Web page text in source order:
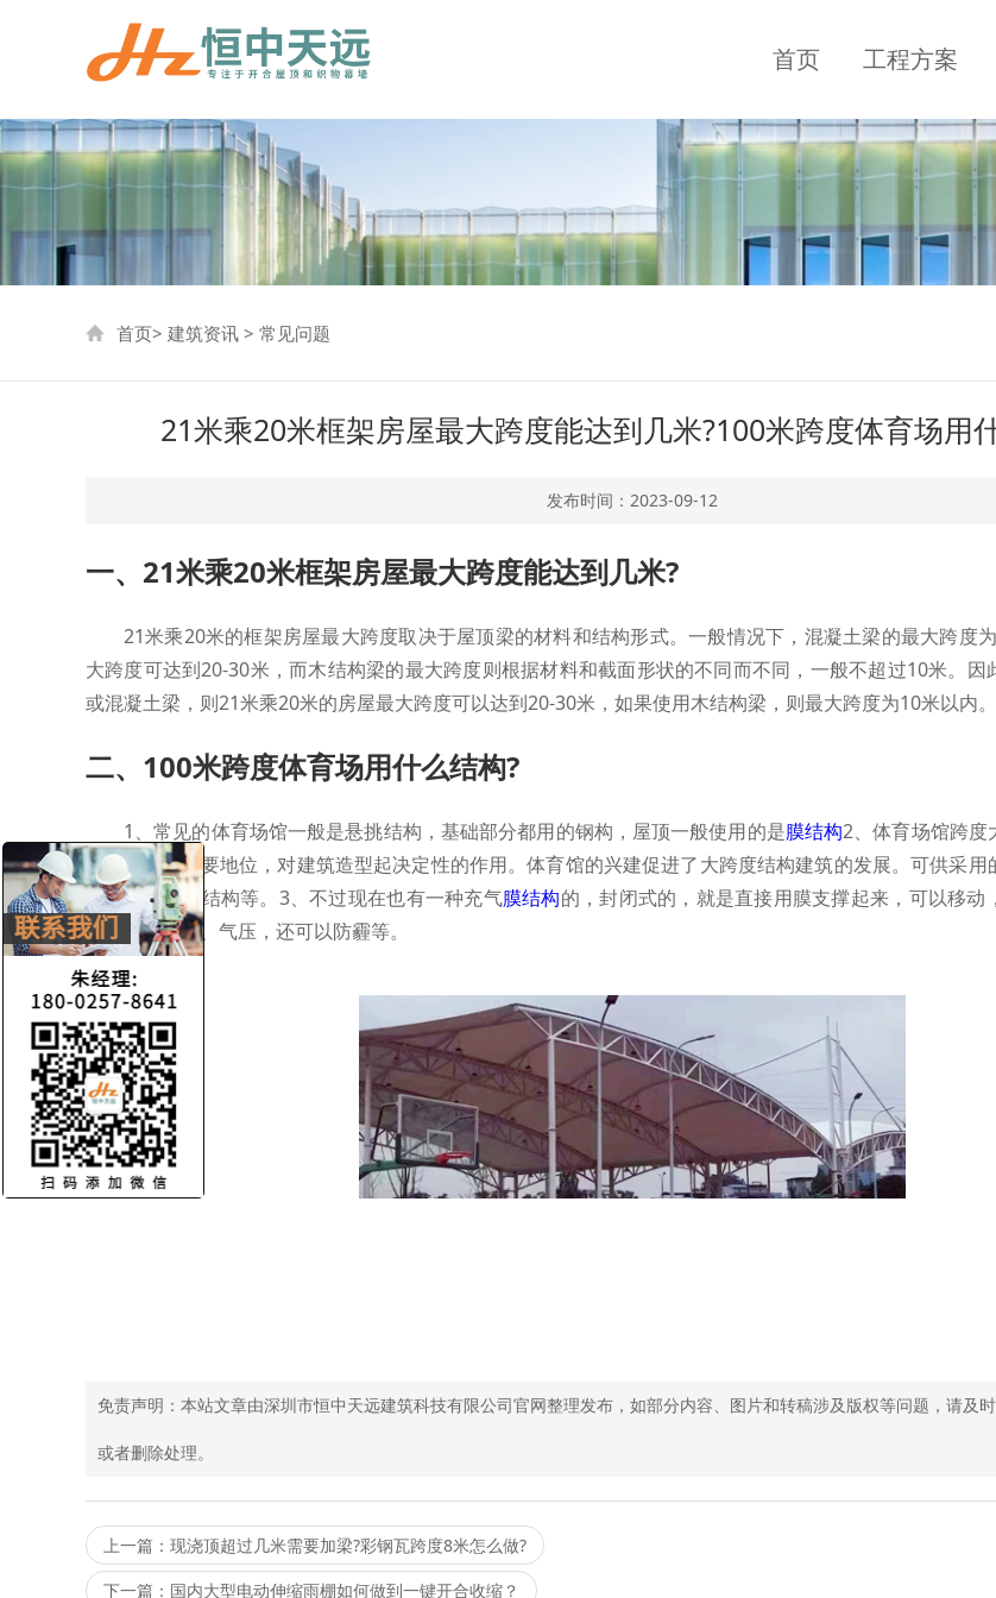
首页 工程方案
首页> 建筑资讯 > 常见问题
21米乘20米框架房屋最大跨度能达到几米?100米跨度体育场用
发布时间： 2023-09-12
一、21米乘20米框架房屋最大跨度能达到几米?
21米乘20米的框架房屋最大跨度取决于屋顶梁的材料和结构形式。一般情况下，混凝土梁的最大跨度
大跨度可达到20-30米，而木结构梁的最大跨度则根据材料和截面形状的不同而不同，一般不超过10米。因
或混凝土梁，则21米乘20米的房屋最大跨度可以达到20-30米，如果使用木结构梁，则最大跨度为10米以内。
二、100米跨度体育场用什么结构?
1、常见的体育场馆一般是悬挑结构，基础部分都用的钢构，屋顶一般使用的是膜结构2、体育场馆跨度
筑设计中占重要地位，对建筑造型起决定性的作用。体育馆的兴建促进了大跨度结构建筑的发展。可供采
索结构、张力结构等。3、不过现在也有一种充气膜结构的，封闭式的，就是直接用膜支撑起来，可以移动
制温度、湿度、气压，还可以防霾等。
免责声明：本站文章由深圳市恒中天远建筑科技有限公司官网整理发布，如部分内容、图片和转稿涉及版权等问题，请及
或者删除处理。
上一篇：现浇顶超过几米需要加梁?彩钢瓦跨度8米怎么做?
下一篇：国内大型电动伸缩雨棚如何做到一键开合收缩？